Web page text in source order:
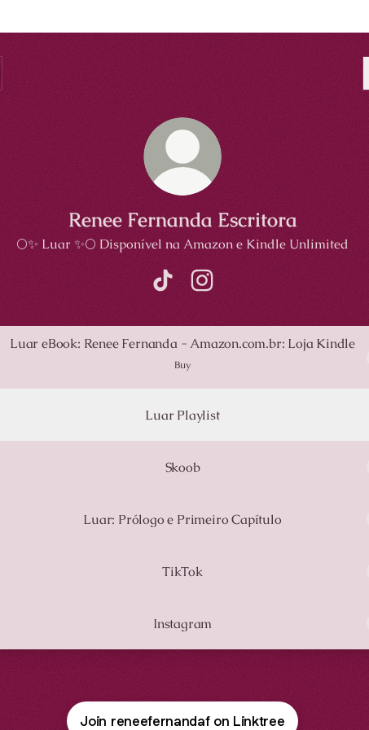
Renee Fernanda Escritora
🌕✨️ Luar ✨️🌕 Disponível na Amazon e Kindle Unlimited
Renee Fernanda - Amazon.com.br: Loja Kindle
Luar eBook: Renee Fernanda - Amazon.com.br: Loja Kindle
Buy
Luar Playlist
Skoob
Luar: Prólogo e Primeiro Capítulo
TikTok
Instagram
Join reneefernandaf on Linktree